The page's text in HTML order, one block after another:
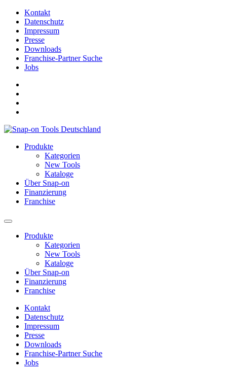
Kontakt
Datenschutz
Impressum
Presse
Downloads
Franchise-Partner Suche
Jobs
Produkte
Kategorien
New Tools
Kataloge
Über Snap-on
Finanzierung
Franchise
Produkte
Kategorien
New Tools
Kataloge
Über Snap-on
Finanzierung
Franchise
Kontakt
Datenschutz
Impressum
Presse
Downloads
Franchise-Partner Suche
Jobs